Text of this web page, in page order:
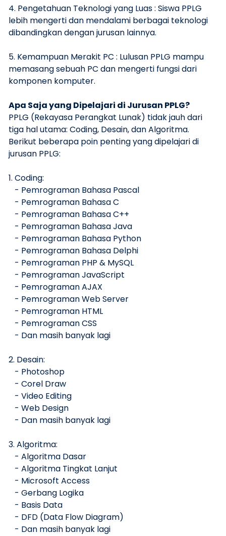
4. Pengetahuan Teknologi yang Luas : Siswa PPLG
lebih mengerti dan mendalami berbagai teknologi
dibandingkan dengan jurusan lainnya.
5. Kemampuan Merakit PC : Lulusan PPLG mampu
memasang sebuah PC dan mengerti fungsi dari
komponen komputer.
Apa Saja yang Dipelajari di Jurusan PPLG?
PPLG (Rekayasa Perangkat Lunak) tidak jauh dari
tiga hal utama: Coding, Desain, dan Algoritma.
Berikut beberapa poin penting yang dipelajari di
jurusan PPLG:
1. Coding:
- Pemrograman Bahasa Pascal
- Pemrograman Bahasa C
- Pemrograman Bahasa C++
- Pemrograman Bahasa Java
- Pemrograman Bahasa Python
- Pemrograman Bahasa Delphi
- Pemrograman PHP & MySQL
- Pemrograman JavaScript
- Pemrograman AJAX
- Pemrograman Web Server
- Pemrograman HTML
- Pemrograman CSS
- Dan masih banyak lagi
2. Desain:
- Photoshop
- Corel Draw
- Video Editing
- Web Design
- Dan masih banyak lagi
3. Algoritma:
- Algoritma Dasar
- Algoritma Tingkat Lanjut
- Microsoft Access
- Gerbang Logika
- Basis Data
- DFD (Data Flow Diagram)
- Dan masih banyak lagi